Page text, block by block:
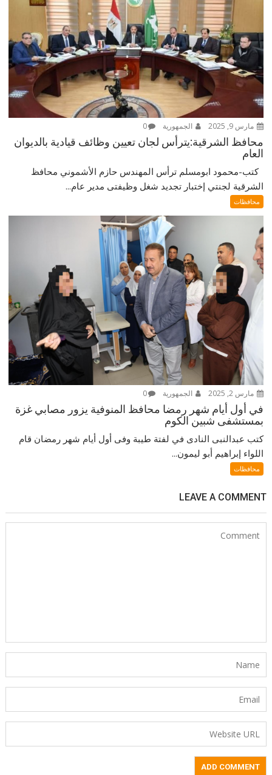
مارس 9, 2025 الجمهورية 0
محافظ الشرقية:يترأس لجان تعيين وظائف قيادية بالديوان
العام
كتب-محمود ابومسلم ترأس المهندس حازم الأشموني محافظ
الشرقية لجنتي إختبار تجديد شغل وظيفتى مدير عام...
محافظات
مارس 2, 2025 الجمهورية 0
في أول أيام شهر رمضا محافظ المنوفية يزور مصابي غزة
بمستشفى شبين الكوم
كتب عبدالنبى النادى في لفتة طيبة وفى أول أيام شهر رمضان قام
اللواء إبراهيم أبو ليمون...
محافظات
LEAVE A COMMENT